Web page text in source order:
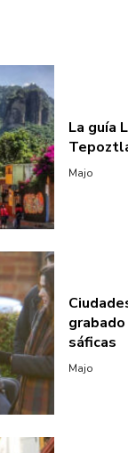
La guía
Majo
sáficas
Majo